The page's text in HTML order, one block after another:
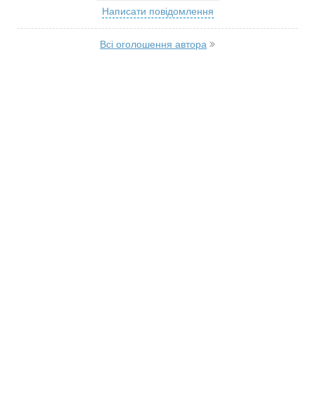
Написати повідомлення
Всі оголошення автора